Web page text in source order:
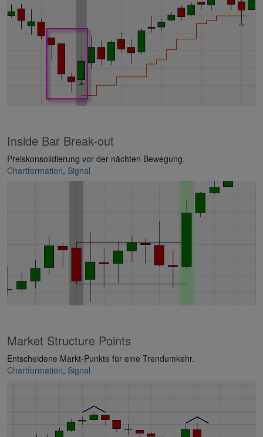
Inside Bar Break-out
Preiskonsolidierung vor der nächten Bewegung.
Chartformation, Signal
Market Structure Points
Entscheidene Markt-Punkte für eine Trendumkehr.
Chartformation, Signal